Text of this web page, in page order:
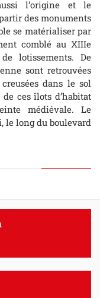
l’origine et le
des monuments
se matérialiser par
comblé au XIIIe
lotissements. De
sont retrouvées
dans le sol
ces îlots d’habitat
médiévale. Le
le long du boulevard